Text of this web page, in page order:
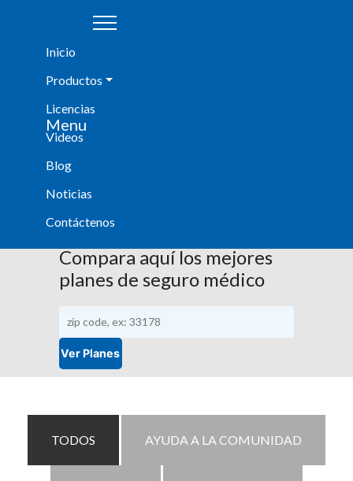
Menu
Inicio
Productos
Licencias
Videos
Blog
Noticias
Contáctenos
Noticias
Compara aquí los mejores
planes de seguro médico
TODOS AYUDA A LA COMUNIDAD